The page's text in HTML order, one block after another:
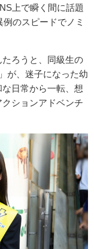
上で瞬く間に話題
のスピードでノミ
ろうと、同級生の
が、迷子になった幼
日常から一転、想
ションアドベンチ